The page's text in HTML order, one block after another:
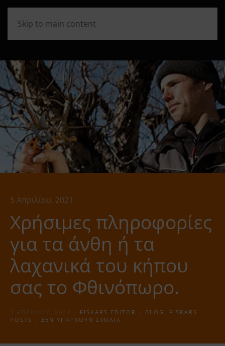
Skip to main content
5 Απριλίου, 2021
Χρήσιμες πληροφορίες
για τα άνθη ή τα
λαχανικά του κήπου
σας το Φθινόπωρο.
5 ΑΠΡΙΛΊΟΥ, 2021 FISKARS EDITOR BLOG , FISKARS
POSTS
ΔΕΝ ΥΠΆΡΧΟΥΝ ΣΧΌΛΙΑ
ΓΙΑ